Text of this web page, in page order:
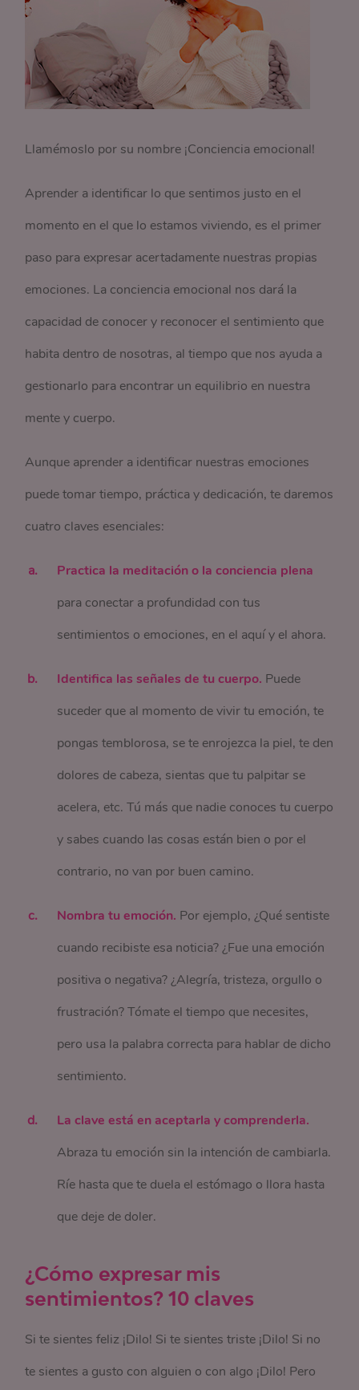
Llamémoslo por su nombre ¡Conciencia emocional!
Aprender a identificar lo que sentimos justo en el
momento en el que lo estamos viviendo, es el primer
paso para expresar acertadamente nuestras propias
emociones. La conciencia emocional nos dará la
capacidad de conocer y reconocer el sentimiento que
habita dentro de nosotras, al tiempo que nos ayuda a
gestionarlo para encontrar un equilibrio en nuestra
mente y cuerpo.
Aunque aprender a identificar nuestras emociones
puede tomar tiempo, práctica y dedicación, te daremos
cuatro claves esenciales:
Practica la meditación o la conciencia plena
para conectar a profundidad con tus
sentimientos o emociones, en el aquí y el ahora.
Identifica las señales de tu cuerpo. Puede
suceder que al momento de vivir tu emoción, te
pongas temblorosa, se te enrojezca la piel, te den
dolores de cabeza, sientas que tu palpitar se
acelera, etc. Tú más que nadie conoces tu cuerpo
y sabes cuando las cosas están bien o por el
contrario, no van por buen camino.
Nombra tu emoción. Por ejemplo, ¿Qué sentiste
cuando recibiste esa noticia? ¿Fue una emoción
positiva o negativa? ¿Alegría, tristeza, orgullo o
frustración? Tómate el tiempo que necesites,
pero usa la palabra correcta para hablar de dicho
sentimiento.
La clave está en aceptarla y comprenderla.
Abraza tu emoción sin la intención de cambiarla.
Ríe hasta que te duela el estómago o llora hasta
que deje de doler.
¿Cómo expresar mis
sentimientos? 10 claves
Si te sientes feliz ¡Dilo! Si te sientes triste ¡Dilo! Si no
te sientes a gusto con alguien o con algo ¡Dilo! Pero